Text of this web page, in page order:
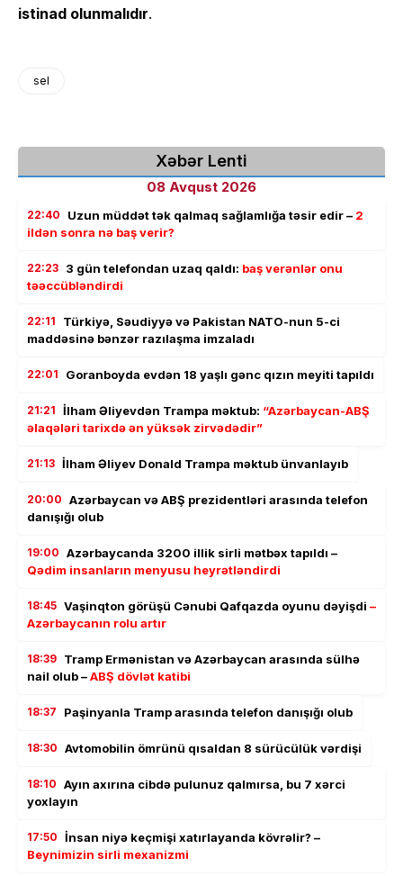
istinad olunmalıdır.
sel
Xəbər Lenti
08 Avqust 2026
22:40 Uzun müddət tək qalmaq sağlamlığa təsir edir – 2
ildən sonra nə baş verir?
22:23 3 gün telefondan uzaq qaldı: baş verənlər onu
təəccübləndirdi
22:11
Türkiyə, Səudiyyə və Pakistan NATO-nun 5-ci
maddəsinə bənzər razılaşma imzaladı
22:01 Goranboyda evdən 18 yaşlı gənc qızın meyiti tapıldı
21:21 İlham Əliyevdən Trampa məktub: “Azərbaycan-ABŞ
əlaqələri tarixdə ən yüksək zirvədədir”
21:13 İlham Əliyev Donald Trampa məktub ünvanlayıb
20:00 Azərbaycan və ABŞ prezidentləri arasında telefon
danışığı olub
19:00 Azərbaycanda 3200 illik sirli mətbəx tapıldı –
Qədim insanların menyusu heyrətləndirdi
18:45 Vaşinqton görüşü Cənubi Qafqazda oyunu dəyişdi –
Azərbaycanın rolu artır
18:39 Tramp Ermənistan və Azərbaycan arasında sülhə
nail olub –ABŞ dövlət katibi
18:37 Paşinyanla Tramp arasında telefon danışığı olub
18:30 Avtomobilin ömrünü qısaldan 8 sürücülük vərdişi
18:10 Ayın axırına cibdə pulunuz qalmırsa, bu 7 xərci
yoxlayın
17:50 İnsan niyə keçmişi xatırlayanda kövrəlir? –
Beynimizin sirli mexanizmi